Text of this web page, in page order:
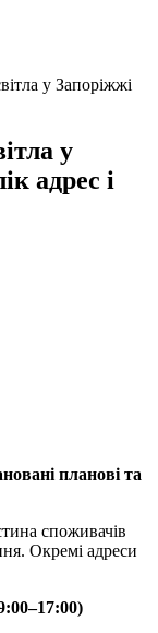
у Запоріжжі
у
адрес і
планові та
споживачів
Окремі адреси